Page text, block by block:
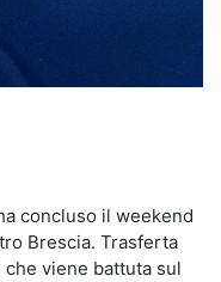
concluso il weekend
Brescia. Trasferta
che viene battuta sul